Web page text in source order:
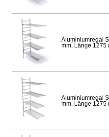
Aluminiumregal
mm, Länge 1275
Aluminiumregal
mm, Länge 1275